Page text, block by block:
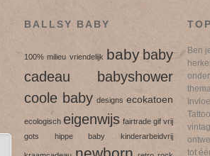
BALLSY BABY
100% milieu vriendelijk baby baby
cadeau
babyshower
coole baby designs ecokatoen
ecologisch eigenwijs fairtrade gif vrij
gots
hippe baby kinderarbeidvrij
Ben
tot